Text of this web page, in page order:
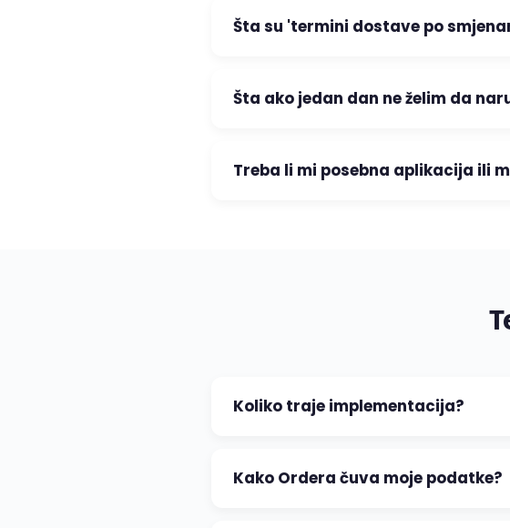
Šta su 'termini dostave po
Šta ako jedan dan ne želim da
Treba li mi posebna aplikacija ili
Koliko traje implementacija?
Kako Ordera čuva moje podatke?